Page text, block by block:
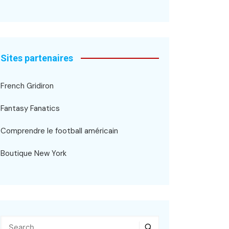
Sites partenaires
French Gridiron
Fantasy Fanatics
Comprendre le football américain
Boutique New York